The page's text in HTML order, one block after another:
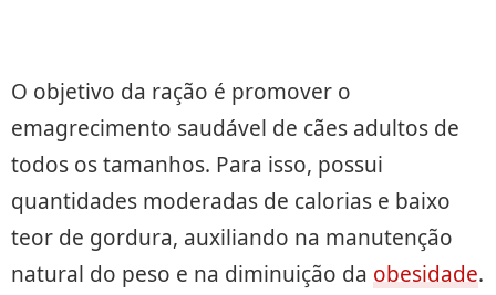
O objetivo da ração é promover o
emagrecimento saudável de cães adultos de
todos os tamanhos. Para isso, possui
quantidades moderadas de calorias e baixo
teor de gordura, auxiliando na manutenção
natural do peso e na diminuição da obesidade.